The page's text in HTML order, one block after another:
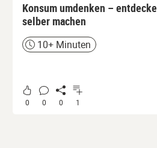
Konsum umdenken –
selber machen
Zeit10+ Minuten
0 0 0 1